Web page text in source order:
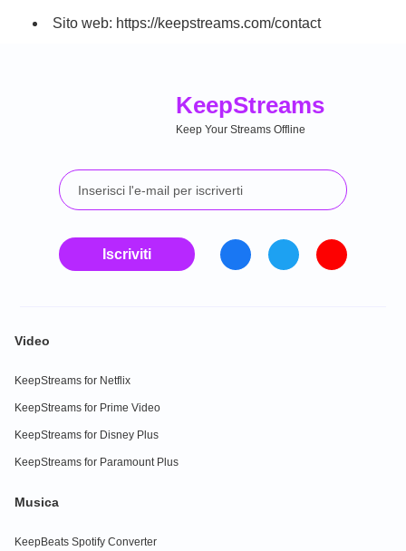
Sito web: https://keepstreams.com/contact
KeepStreams
Keep Your Streams Offline
Iscriviti
Video
KeepStreams for Netflix
KeepStreams for Prime Video
KeepStreams for Disney Plus
KeepStreams for Paramount Plus
Musica
KeepBeats Spotify Converter